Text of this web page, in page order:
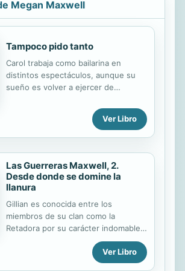
Megan Maxwell
Tampoco pido tanto
Carol trabaja como bailarina en
distintos espectáculos, aunque su
sueño es volver a ejercer de
la oportunidad se le presenta en la
compañía High Drogo. Daryl es
comandante y viaja por todo el
través de Lola, hermana de Daryl y
amiga de Carol. Y, aunque se atraen,
del sexo sin tapujos, intentan no
acercarse más de lo debido, pues no
quieren causarle problemas a Lola.
Sin embargo, todo cambia cuando el
corazón puede a la razón. Incapaces
de...
Ver Libro
Las Guerreras Maxwell, 2.
Desde donde se domine la
llanura
Gillian es conocida entre los
miembros de su clan como la
Retadora por su carácter indomable,
que siendo su mayor atractivo es
también su gran maldición.
Enamorada de Niall desde la infancia,
Ver Libro